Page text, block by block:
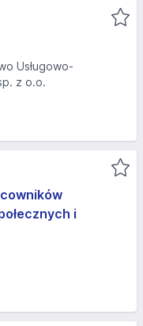
Usługowo-
z o.o.
i